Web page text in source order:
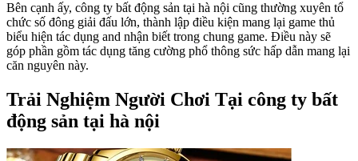
Bên cạnh ấy, công ty bất động sản tại hà nội cũng thường xuyên tổ
chức số đông giải đấu lớn, thành lập điều kiện mang lại game thủ
biểu hiện tác dụng and nhận biết trong chung game. Điều này sẽ
góp phần gồm tác dụng tăng cường phổ thông sức hấp dẫn mang lại
căn nguyên này.
Trải Nghiệm Người Chơi Tại công ty bất
động sản tại hà nội